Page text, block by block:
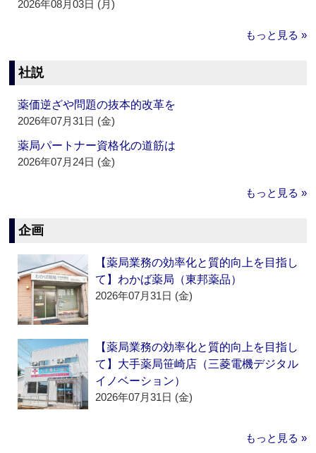
2026年08月03日 (月)
もっと見る »
社説
薬価逆ざや問題の抜本的改革を
2026年07月31日 (金)
薬局パートナー資格化の道筋は
2026年07月24日 (金)
もっと見る »
企画
【薬局業務の効率化と質的向上を目指し
て】わかば薬局（東邦薬品）
2026年07月31日 (金)
【薬局業務の効率化と質的向上を目指し
て】大手薬局笹崎店（三菱電機デジタル
イノベーション）
2026年07月31日 (金)
もっと見る »